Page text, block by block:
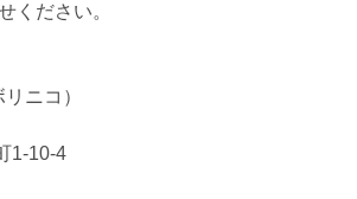
ください。
ニコ）
1-10-4